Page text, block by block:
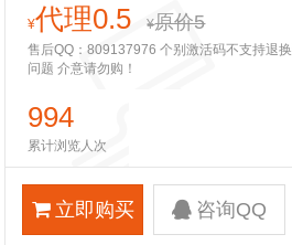
¥代理0.5 ¥原价5
售后QQ：809137976 个别激活码不支持退
问题 介意请勿购！
994
累计浏览人次
立即购买 咨询QQ